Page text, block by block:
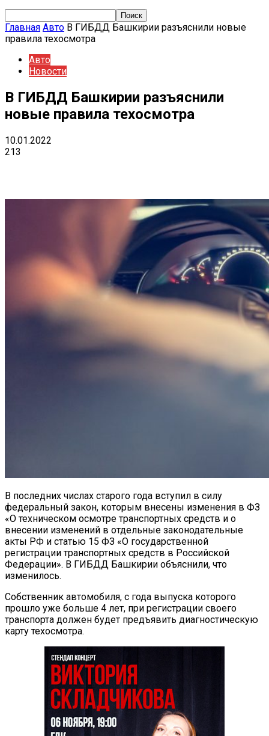
Главная Авто В ГИБДД Башкирии разъяснили новые
правила техосмотра
Авто
Новости
В ГИБДД Башкирии разъяснили
новые правила техосмотра
10.01.2022
213
В последних числах старого года вступил в силу
федеральный закон, которым внесены изменения в ФЗ
«О техническом осмотре транспортных средств и о
внесении изменений в отдельные законодательные
акты РФ и статью 15 ФЗ «О государственной
регистрации транспортных средств в Российской
Федерации». В ГИБДД Башкирии объяснили, что
изменилось.
Собственник автомобиля, с года выпуска которого
прошло уже больше 4 лет, при регистрации своего
транспорта должен будет предъявить диагностическую
карту техосмотра.